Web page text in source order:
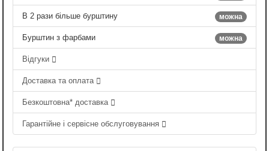
можна
В 2 рази більше бурштину
можна
Бурштин з фарбами
Відгуки
Доставка та оплата
Безкоштовна* доставка
Гарантійне і сервісне обслуговування